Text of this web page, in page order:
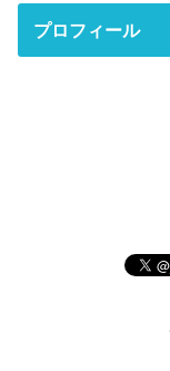
プロフィール